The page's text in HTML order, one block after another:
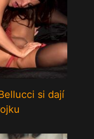
si dají